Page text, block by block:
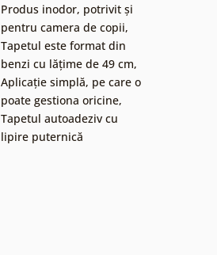
Produs inodor, potrivit și
pentru camera de copii,
Tapetul este format din
benzi cu lățime de 49 cm,
Aplicație simplă, pe care o
poate gestiona oricine,
Tapetul autoadeziv cu
lipire puternică